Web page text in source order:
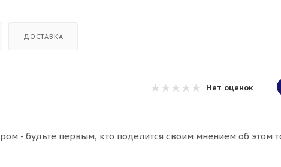
ДОСТАВКА
Нет оценок
- будьте первым, кто поделится своим мнением об этом